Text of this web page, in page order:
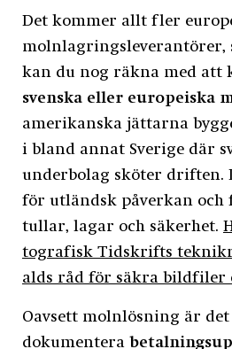
Det kommer allt fler
molnlagringsleverantörer,
kan du nog räkna med att
svenska eller europeiska
amerikanska jättarna
i bland annat Sverige där
underbolag sköter driften.
för utländsk påverkan
tullar, lagar och säkerhet.
tografisk Tidskrifts
alds råd för säkra bildfiler
Oavsett molnlösning är
dokumentera